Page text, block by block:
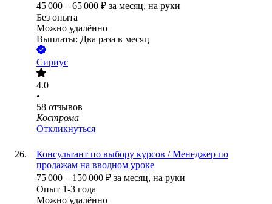
45 000 – 65 000 ₽ за месяц, на руки
Без опыта
Можно удалённо
Выплаты: Два раза в месяц
Сириус
4.0
•
58 отзывов
Кострома
Откликнуться
Консультант по выбору курсов / Менеджер по
продажам на вводном уроке
75 000 – 150 000 ₽ за месяц, на руки
Опыт 1-3 года
Можно удалённо